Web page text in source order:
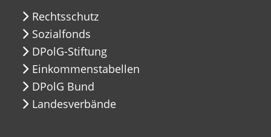
Rechtsschutz
Sozialfonds
DPolG-Stiftung
Einkommenstabellen
DPolG Bund
Landesverbände